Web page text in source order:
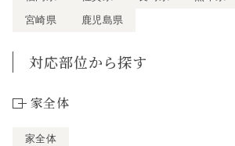
宮崎県
鹿児島県
対応部位から探す
家全体
家全体